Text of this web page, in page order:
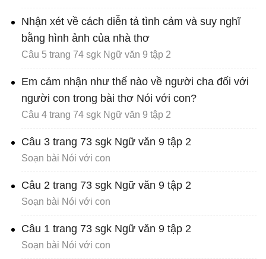
Nhận xét về cách diễn tả tình cảm và suy nghĩ
bằng hình ảnh của nhà thơ
Câu 5 trang 74 sgk Ngữ văn 9 tập 2
Em cảm nhận như thế nào về người cha đối với
người con trong bài thơ Nói với con?
Câu 4 trang 74 sgk Ngữ văn 9 tập 2
Câu 3 trang 73 sgk Ngữ văn 9 tập 2
Soạn bài Nói với con
Câu 2 trang 73 sgk Ngữ văn 9 tập 2
Soạn bài Nói với con
Câu 1 trang 73 sgk Ngữ văn 9 tập 2
Soạn bài Nói với con